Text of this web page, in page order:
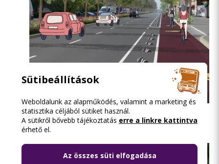
a megújuló Üllői út látványterve
Sütibeállítások
Weboldalunk az alapműködés, valamint a marketing és
statisztika céljából sütiket használ.
A sütikről bővebb tájékoztatás erre a linkre kattintva
érhető el.
Az összes süti elfogadása